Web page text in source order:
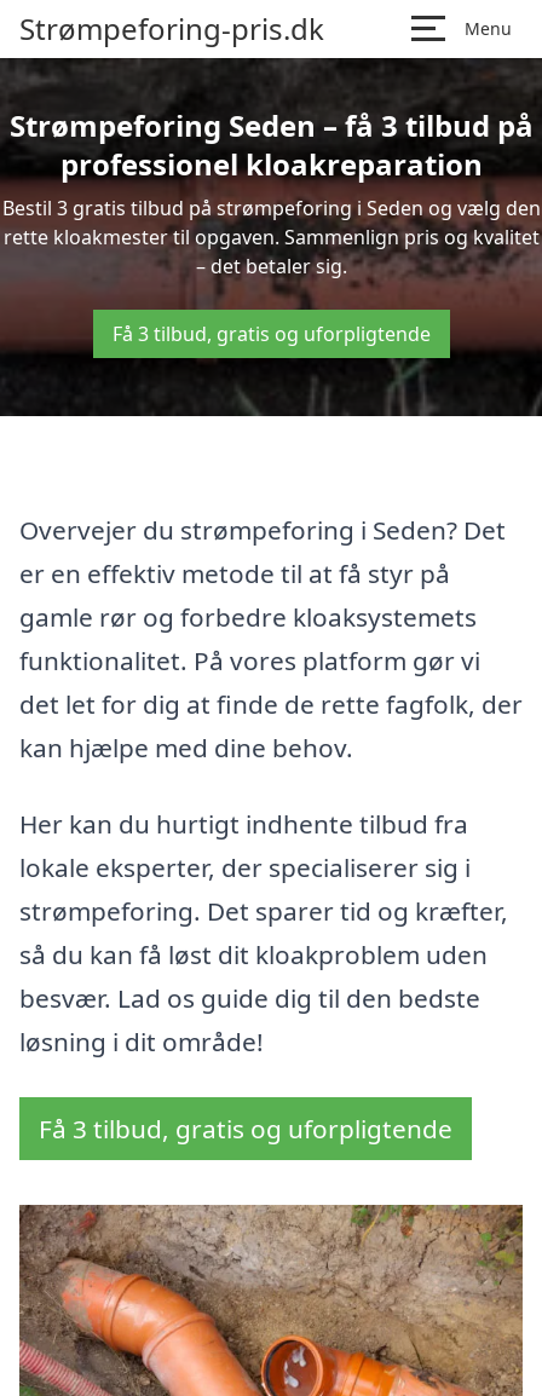
Strømpeforing-pris.dk Menu
Strømpeforing Seden – få 3 tilbud på
professionel kloakreparation
Bestil 3 gratis tilbud på strømpeforing i Seden og vælg den
rette kloakmester til opgaven. Sammenlign pris og kvalitet
– det betaler sig.
Få 3 tilbud, gratis og uforpligtende
Overvejer du strømpeforing i Seden? Det
er en effektiv metode til at få styr på
gamle rør og forbedre kloaksystemets
funktionalitet. På vores platform gør vi
det let for dig at finde de rette fagfolk, der
kan hjælpe med dine behov.
Her kan du hurtigt indhente tilbud fra
lokale eksperter, der specialiserer sig i
strømpeforing. Det sparer tid og kræfter,
så du kan få løst dit kloakproblem uden
besvær. Lad os guide dig til den bedste
løsning i dit område!
Få 3 tilbud, gratis og uforpligtende